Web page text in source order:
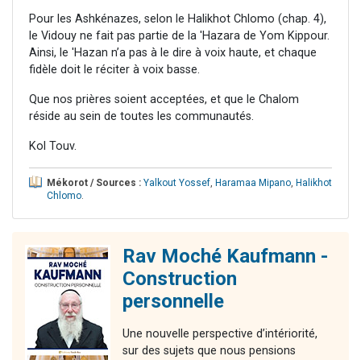
Pour les Ashkénazes, selon le Halikhot Chlomo (chap. 4),
le Vidouy ne fait pas partie de la 'Hazara de Yom Kippour.
Ainsi, le 'Hazan n’a pas à le dire à voix haute, et chaque
fidèle doit le réciter à voix basse.
Que nos prières soient acceptées, et que le Chalom
réside au sein de toutes les communautés.
Kol Touv.
Mékorot / Sources : Yalkout Yossef, Haramaa Mipano, Halikhot
Chlomo.
Rav Moché Kaufmann -
Construction
personnelle
Une nouvelle perspective d’intériorité,
sur des sujets que nous pensions